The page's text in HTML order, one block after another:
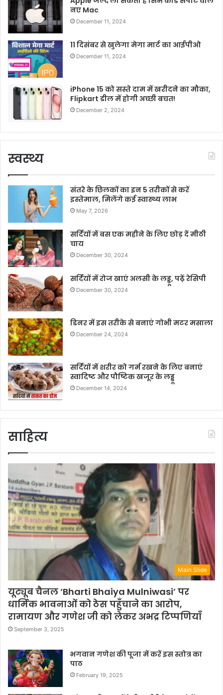
नए Mac
December 11, 2024
11 दिसंबर से खुलेगा मेगा मार्ट का आईपीओ
December 11, 2024
iPhone 15 को सस्ते दाम में खरीदने का मौका,
Flipkart डील में होगी अच्छी बचत!
December 2, 2024
स्वस्थ्य
संतरे के छिलकों का इन 5 तरीकों से करें
इस्तेमाल, मिलेंगे कई स्वास्थ्य लाभ
May 7, 2026
सर्दियों में बस एक महीने के लिए छोड़ दें मीठी
चाय
December 30, 2024
सर्दियों में रोज खाएं अलसी के लड्डू, पढ़ें रेसिपी
December 30, 2024
डिनर में इस तरीके से बनाएं गोभी मटर मसाला
December 24, 2024
सर्दियों में शरीर को गर्म रखने के लिए बनाएं
स्वादिष्ट और पौष्टिक खजूर के लड्डू
December 14, 2024
साहित्य
Main Slide
यूट्यूब चैनल ‘Bharti Bhaiya Mulniwasi’ पर
धार्मिक भावनाओं को ठेस पहुँचाने का आरोप,
रामायण और गणेश जी को लेकर अभद्र टिप्पणियाँ
September 3, 2025
भगवान गणेश की पूजा में करें इस स्तोत्र का
पाठ
February 19, 2025